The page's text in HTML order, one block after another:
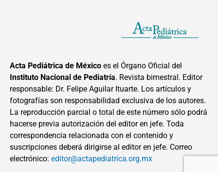
Acta Pediátrica de México es el Órgano Oficial del
Instituto Nacional de Pediatría. Revista bimestral. Editor
responsable: Dr. Felipe Aguilar Ituarte. Los artículos y
fotografías son responsabilidad exclusiva de los autores.
La reproducción parcial o total de este número sólo podrá
hacerse previa autorización del editor en jefe. Toda
correspondencia relacionada con el contenido y
suscripciones deberá dirigirse al editor en jefe. Correo
electrónico: editor@actapediatrica.org.mx